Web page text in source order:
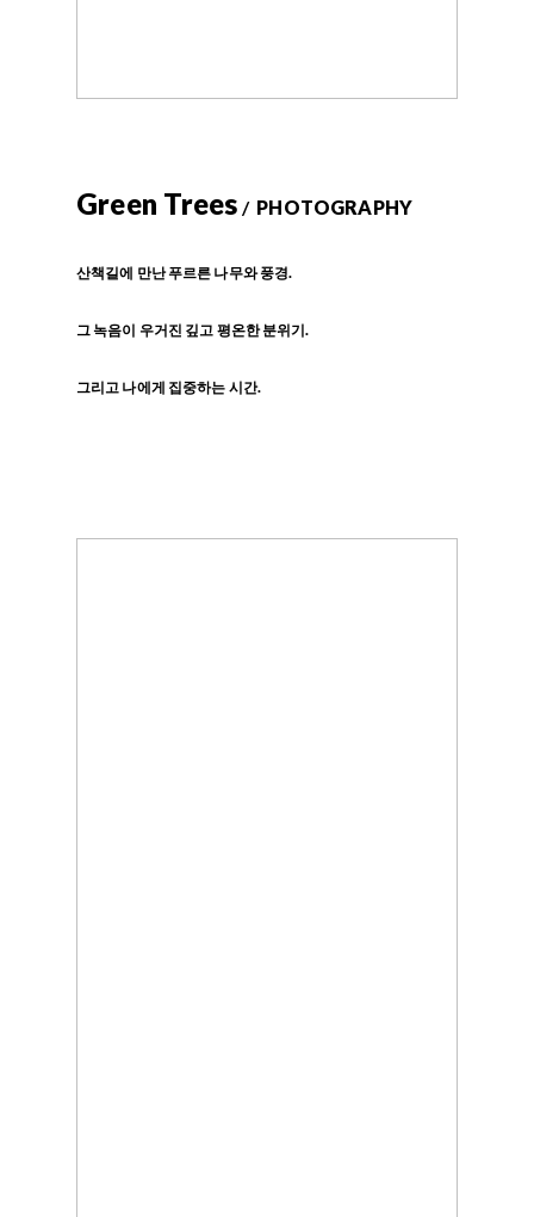
Green Trees / PHOTOGRAPHY
산책길에 만난 푸르른 나무와 풍경.
그 녹음이 우거진 깊고 평온한 분위기.
그리고 나에게 집중하는 시간.